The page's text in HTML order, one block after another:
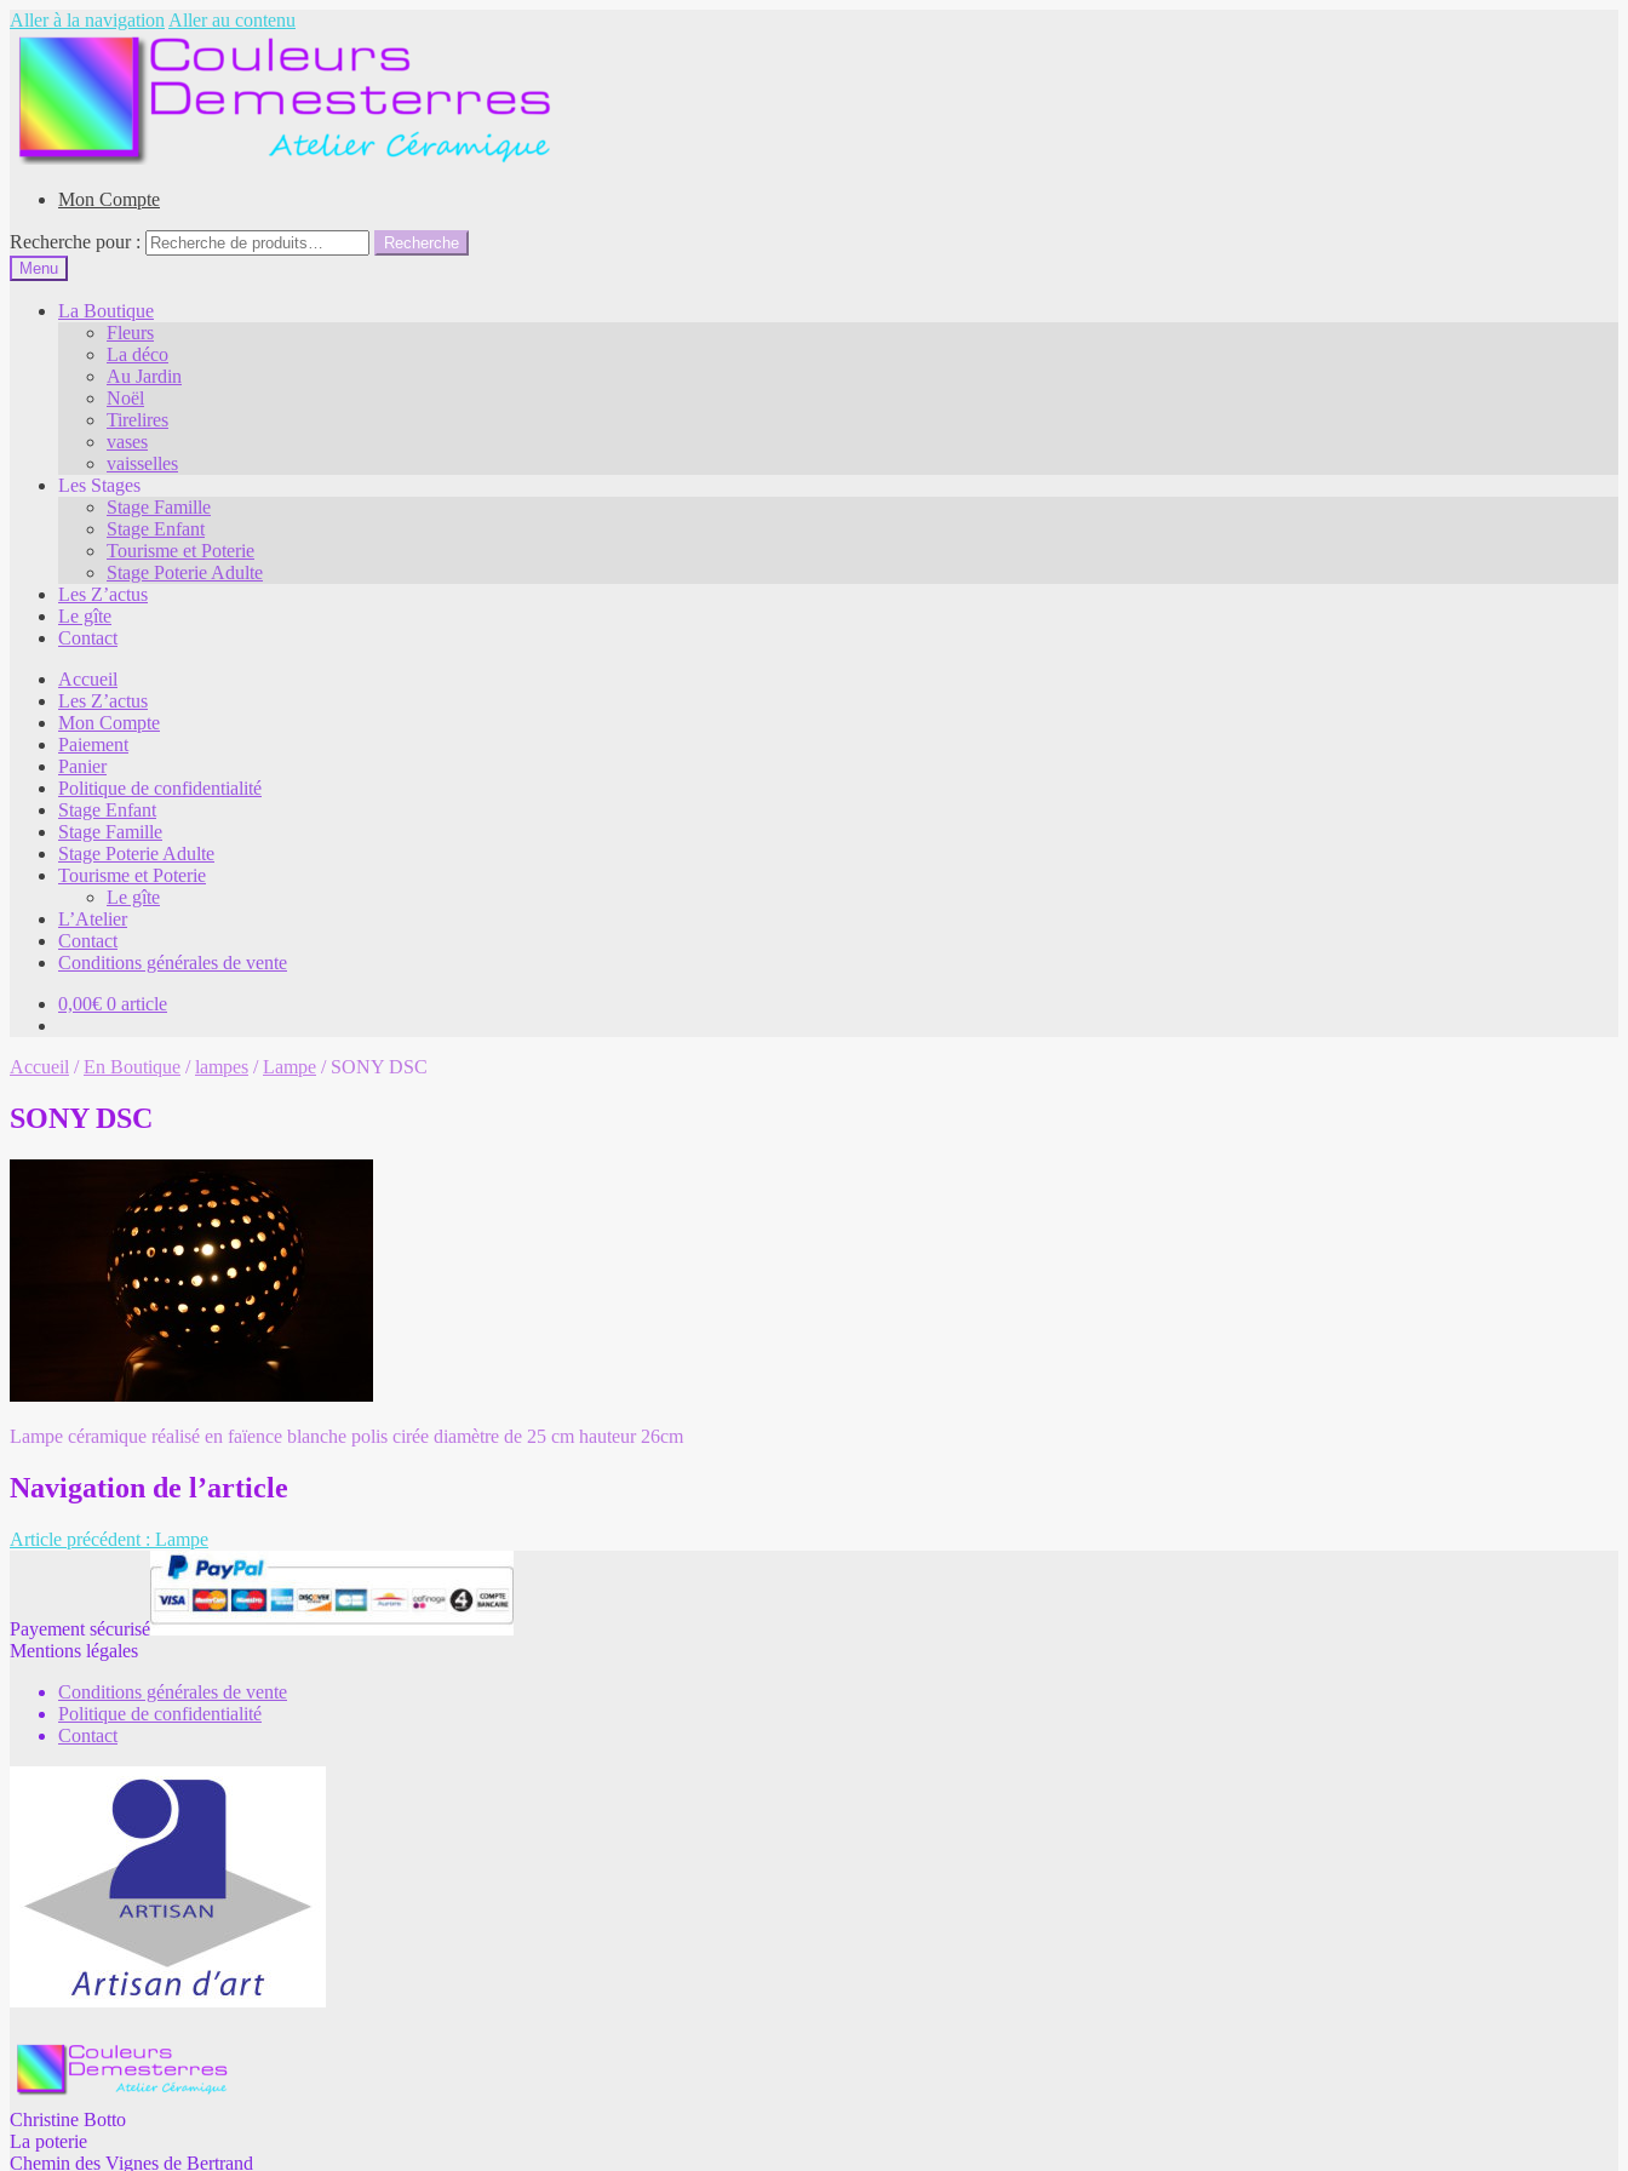
Aller à la navigation Aller au contenu
Mon Compte
Recherche pour :
Recherche
Menu
La Boutique
Fleurs
La déco
Au Jardin
Noël
Tirelires
vases
vaisselles
Les Stages
Stage Famille
Stage Enfant
Tourisme et Poterie
Stage Poterie Adulte
Les Z’actus
Le gîte
Contact
Accueil
Les Z’actus
Mon Compte
Paiement
Panier
Politique de confidentialité
Stage Enfant
Stage Famille
Stage Poterie Adulte
Tourisme et Poterie
Le gîte
L’Atelier
Contact
Conditions générales de vente
0,00€ 0 article
Accueil /En Boutique /lampes /Lampe / SONY DSC
SONY DSC
Lampe céramique réalisé en faïence blanche polis cirée diamètre de 25 cm hauteur 26cm
Navigation de l’article
Article précédent : Lampe
Payement sécurisé
Mentions légales
Conditions générales de vente
Politique de confidentialité
Contact
Christine Botto
La poterie
Chemin des Vignes de Bertrand